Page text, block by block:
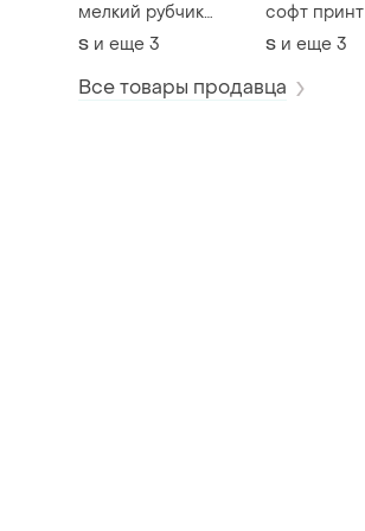
мелкий рубчик
турция замеры на
последнем фото
S и еще 3
софт принт
S и еще 3
Все товары продавца